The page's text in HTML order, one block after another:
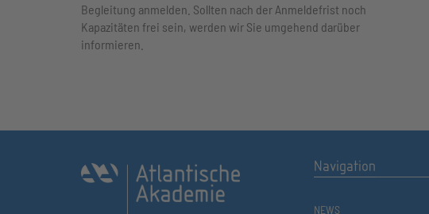
Begleitung anmelden. Sollten nach der Anmeldefrist noch
Kapazitäten frei sein, werden wir Sie umgehend darüber
informieren.
Navigation
NEWS